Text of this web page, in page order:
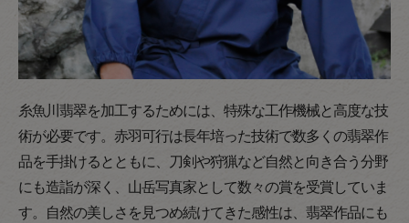
糸魚川翡翠を加工するためには、特殊な工作機械と高度な技
術が必要です。赤羽可行は長年培った技術で数多くの翡翠作
品を手掛けるとともに、刀剣や狩猟など自然と向き合う分野
にも造詣が深く、山岳写真家として数々の賞を受賞していま
す。自然の美しさを見つめ続けてきた感性は、翡翠作品にも